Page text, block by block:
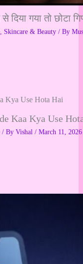
गया तो छोटा
, Skincare & Beauty/ By
Kaa Kya Use
/ By Vishal / March 11, 2026